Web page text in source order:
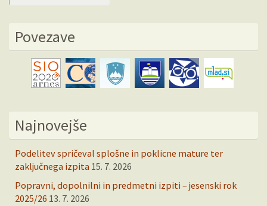
Povezave
Najnovejše
Podelitev spričeval splošne in poklicne mature ter
zaključnega izpita 15. 7. 2026
Popravni, dopolnilni in predmetni izpiti – jesenski rok
2025/26 13. 7. 2026